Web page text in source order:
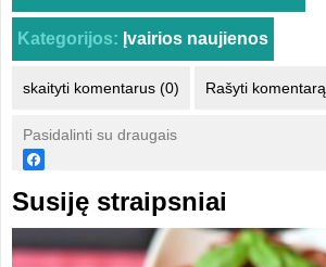
Kategorijos: Įvairios naujienos
skaityti komentarus (0) Rašyti komentarą
Pasidalinti su draugais
Susiję straipsniai